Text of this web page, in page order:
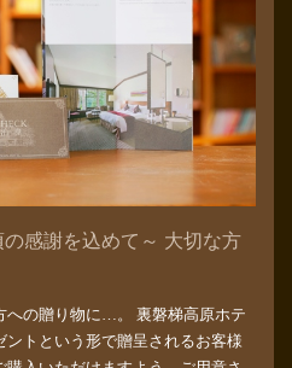
の感謝を込めて～ 大切な方
への贈り物に…。 裏磐梯高原ホテ
ントという形で贈呈されるお客様